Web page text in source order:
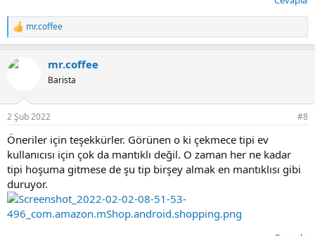
T
e
k
mr.coffee
mr.coffee
Barista
2 Şub 2022 #8
Öneriler için teşekkürler. Görünen o ki çekmece tipi ev
kullanıcısı için çok da mantıklı değil. O zaman her ne kadar
tipi hoşuma gitmese de şu tip birşey almak en mantıklısı gibi
duruyor.